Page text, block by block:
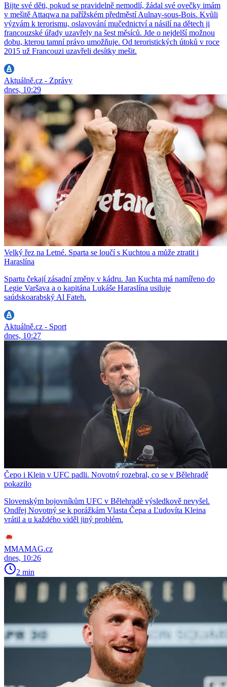
Bijte své děti, pokud se pravidelně nemodlí, žádal své ovečky imám
v mešitě Attaqwa na pařížském předměstí Aulnay-sous-Bois. Kvůli
výzvám k terorismu, oslavování mučednictví a násilí na dětech ji
francouzské úřady uzavřely na šest měsíců. Jde o nejdelší možnou
dobu, kterou tamní právo umožňuje. Od teroristických útoků v roce
2015 už Francouzi uzavřeli desítky mešit.
Aktuálně.cz - Zprávy
dnes, 10:29
Velký řez na Letné. Sparta se loučí s Kuchtou a může ztratit i
Haraslína
Spartu čekají zásadní změny v kádru. Jan Kuchta má namířeno do
Legie Varšava a o kapitána Lukáše Haraslína usiluje
saúdskoarabský Al Fateh.
Aktuálně.cz - Sport
dnes, 10:27
Čepo i Klein v UFC padli. Novotný rozebral, co se v Bělehradě
pokazilo
Slovenským bojovníkům UFC v Bělehradě výsledkově nevyšel.
Ondřej Novotný se k porážkám Vlasta Čepa a Ľudovíta Kleina
vrátil a u každého viděl jiný problém.
MMAMAG.cz
dnes, 10:26
2 min